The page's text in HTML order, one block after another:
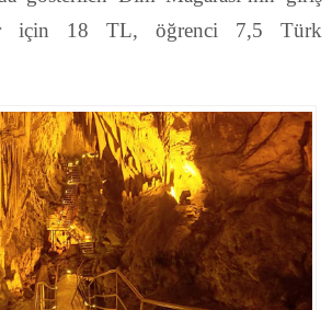
için 18 TL, öğrenci 7,5 Türk